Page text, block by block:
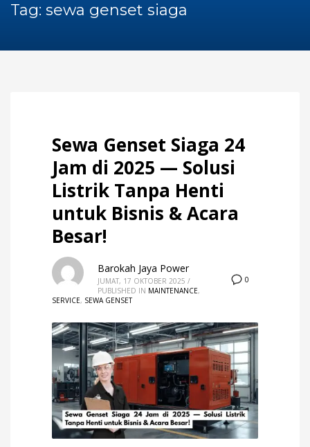
Blog
Repair
Review your order.
Payment &FREE shipment
If you still have problems, please let us know, by sending an
email to support@website.com . Thank you!
SHOWROOM HOURS
Mon-Fri 9:00AM - 6:00AM
Sat - 9:00AM-5:00PM
Sundays by appointment only!
Tag: sewa genset siaga
Sewa Genset Siaga 24
Jam di 2025 — Solusi
Listrik Tanpa Henti
untuk Bisnis & Acara
Besar!
0
Barokah Jaya Power
JUMAT, 17 OKTOBER 2025 /
PUBLISHED IN MAINTENANCE,
SERVICE, SEWA GENSET